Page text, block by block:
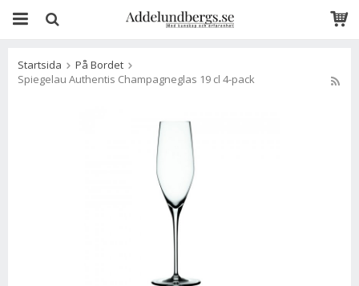
Startsida
På Bordet
Spiegelau Authentis Champagneglas 19 cl 4-pack